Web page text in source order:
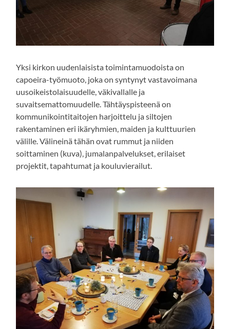
Yksi kirkon uudenlaisista toimintamuodoista on
capoeira-työmuoto, joka on syntynyt vastavoimana
uusoikeistolaisuudelle, väkivallalle ja
suvaitsemattomuudelle. Tähtäyspisteenä on
kommunikointitaitojen harjoittelu ja siltojen
rakentaminen eri ikäryhmien, maiden ja kulttuurien
välille. Välineinä tähän ovat rummut ja niiden
soittaminen (kuva), jumalanpalvelukset, erilaiset
projektit, tapahtumat ja kouluvierailut.